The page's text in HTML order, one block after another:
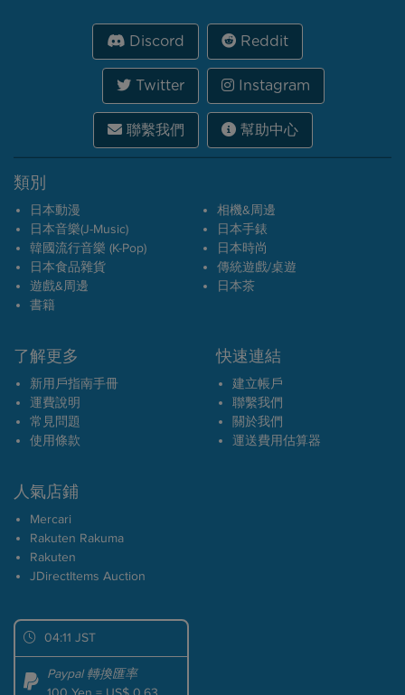
Discord Reddit
Twitter Instagram
聯繫我們 幫助中心
類別
日本動漫
日本音樂(J-Music)
韓國流行音樂 (K-Pop)
日本食品雜貨
遊戲&周邊
書籍
相機&周邊
日本手錶
日本時尚
傳統遊戲/桌遊
日本茶
了解更多
新用戶指南手冊
運費說明
常見問題
使用條款
快速連結
建立帳戶
聯繫我們
關於我們
運送費用估算器
人氣店鋪
Mercari
Rakuten Rakuma
Rakuten
JDirectItems Auction
04:11 JST
Paypal 轉換匯率